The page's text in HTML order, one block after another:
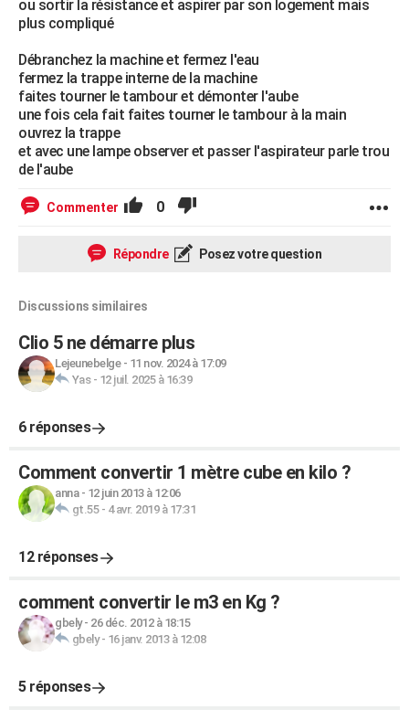
Bricolage
Lifestyle
Culture
Sport
Auto
Television
Voyage
Cinema
ou sortir la résistance et aspirer par son logement mais
plus compliqué
Débranchez la machine et fermez l'eau
fermez la trappe interne de la machine
faites tourner le tambour et démonter l'aube
une fois cela fait faites tourner le tambour à la main
ouvrez la trappe
et avec une lampe observer et passer l'aspirateur parle trou
de l'aube
Commenter 0
Répondre Posez votre question
Discussions similaires
Clio 5 ne démarre plus
Lejeunebelge- 11 nov. 2024 à 17:09
Yas- 12 juil. 2025 à 16:39
6 réponses
Comment convertir 1 mètre cube en kilo ?
anna- 12 juin 2013 à 12:06
gt.55- 4 avr. 2019 à 17:31
12 réponses
comment convertir le m3 en Kg ?
gbely- 26 déc. 2012 à 18:15
gbely- 16 janv. 2013 à 12:08
5 réponses